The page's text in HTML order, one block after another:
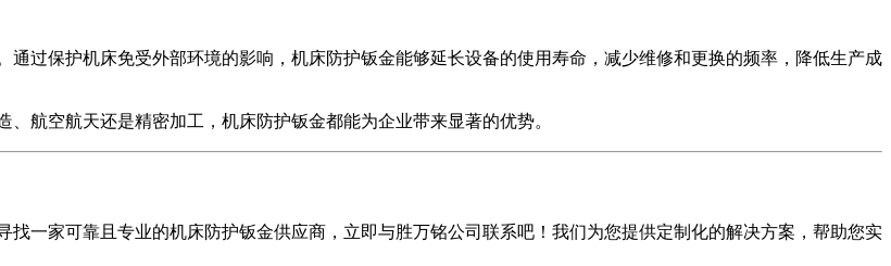
过保护机床免受外部环境的影响，机床防护钣金能够延长设备的使用寿命，减少维修和更换的频率，降低生产成
航空航天还是精密加工，机床防护钣金都能为企业带来显著的优势。
一家可靠且专业的机床防护钣金供应商，立即与胜万铭公司联系吧！我们为您提供定制化的解决方案，帮助您实